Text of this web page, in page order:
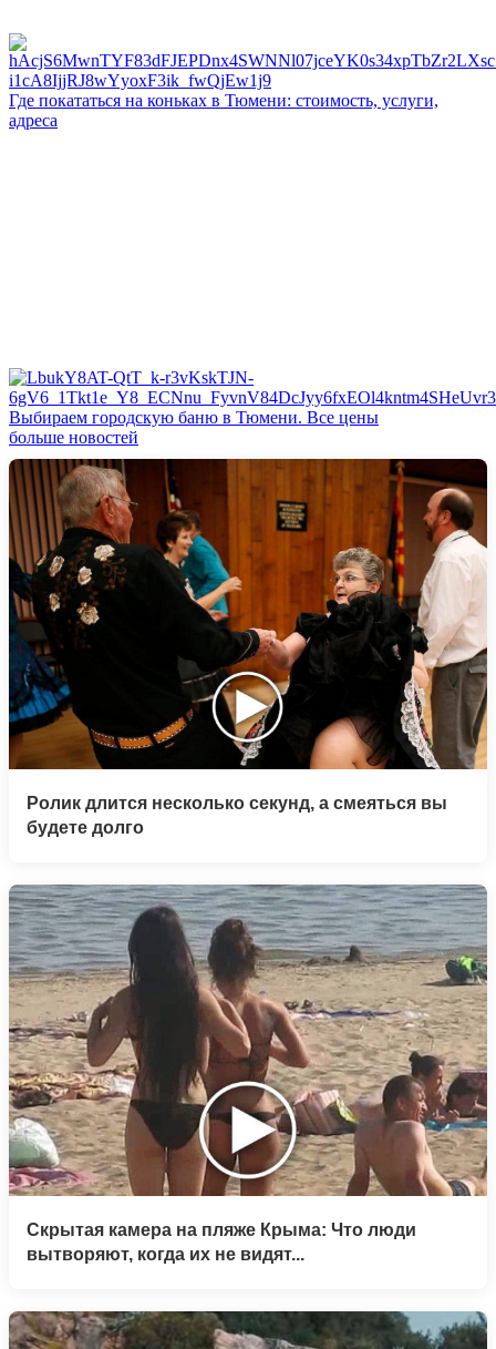
Где покататься на коньках в Тюмени: стоимость, услуги,
адреса
Выбираем городскую баню в Тюмени. Все цены
больше новостей
Ролик длится несколько секунд, а смеяться вы
будете долго
Скрытая камера на пляже Крыма: Что люди
вытворяют, когда их не видят...